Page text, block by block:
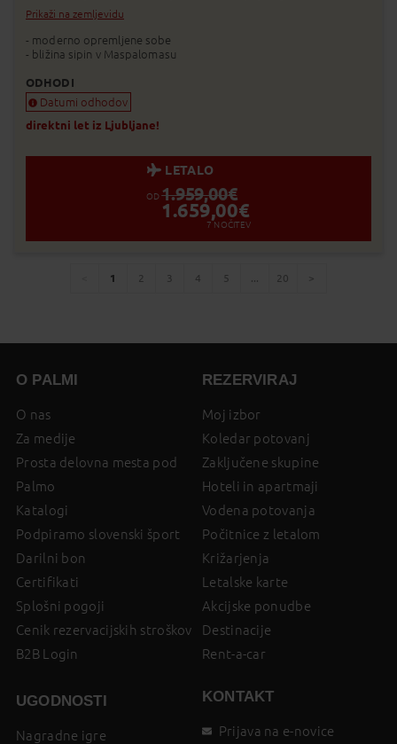
Prikaži na zemljevidu
- moderno opremljene sobe
- bližina sipin v Maspalomasu
ODHODI
Datumi odhodov
direktni let iz Ljubljane!
LETALO
OD1.959,00€
1.659,00€
7 NOČITEV
You're
1
page
2
page
3 4
page
5
page
...
page
20
O PALMI
O nas
Za medije
Prosta delovna mesta pod
Palmo
Katalogi
Podpiramo slovenski šport
Darilni bon
Certifikati
Splošni pogoji
Cenik rezervacijskih stroškov
B2B Login
UGODNOSTI
Nagradne igre
REZERVIRAJ
Moj izbor
Koledar potovanj
Zaključene skupine
Hoteli in apartmaji
Vodena potovanja
Počitnice z letalom
Križarjenja
Letalske karte
Akcijske ponudbe
Destinacije
Rent-a-car
KONTAKT
Prijava na e-novice